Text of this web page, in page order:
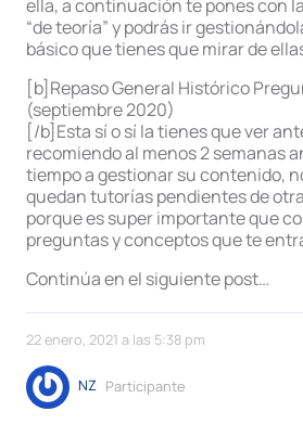
ella, a continuación te pones con
“de teoría” y podrás ir
básico que tienes que mirar de
[b]Repaso General Histórico
(septiembre 2020)
[/b]Esta sí o sí la tienes que ver
recomiendo al menos 2 semanas
tiempo a gestionar su contenido,
quedan tutorías pendientes de
porque es super importante que
preguntas y conceptos que te
Continúa en el siguiente post…
22 enero, 2021 a las 5:38 pm
NZ Participante